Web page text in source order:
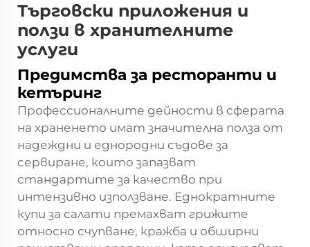
Търговски приложения и
ползи в хранителните
услуги
Предимства за ресторанти и
кетъринг
Профессионалните дейности в сферата
на храненето имат значителна полза от
надеждни и еднородни съдове за
сервиране, които запазват
стандартите за качество при
интензивно използване. Еднократните
купи за салати премахват грижите
относно счупване, кражба и обширни